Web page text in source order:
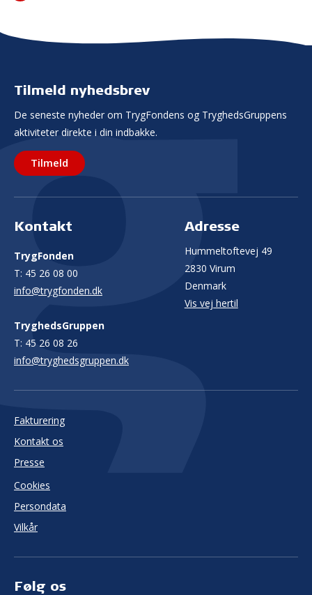
Tilmeld nyhedsbrev
De seneste nyheder om TrygFondens og TryghedsGruppens
aktiviteter direkte i din indbakke.
Tilmeld
Kontakt
TrygFonden
T: 45 26 08 00
info@trygfonden.dk
TryghedsGruppen
T: 45 26 08 26
info@tryghedsgruppen.dk
Adresse
Hummeltoftevej 49
2830 Virum
Denmark
Vis vej hertil
Fakturering
Kontakt os
Presse
Cookies
Persondata
Vilkår
Følg os